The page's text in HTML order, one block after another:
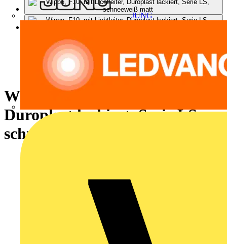
JUNG
Wippe, F10, mit Lichtleiter,
Duroplast lackiert, Serie LS,
schneeweiß matt